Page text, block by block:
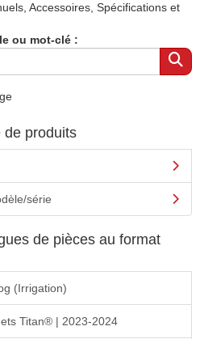
Accessoires, Spécifications et
ou mot-clé :
de produits
série
de pièces au format
(Irrigation)
Titan® | 2023-2024